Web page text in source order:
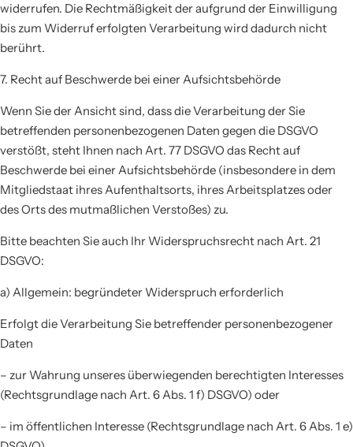
widerrufen. Die Rechtmäßigkeit der aufgrund der Einwilligung
bis zum Widerruf erfolgten Verarbeitung wird dadurch nicht
berührt.
7. Recht auf Beschwerde bei einer Aufsichtsbehörde
Wenn Sie der Ansicht sind, dass die Verarbeitung der Sie
betreffenden personenbezogenen Daten gegen die DSGVO
verstößt, steht Ihnen nach Art. 77 DSGVO das Recht auf
Beschwerde bei einer Aufsichtsbehörde (insbesondere in dem
Mitgliedstaat ihres Aufenthaltsorts, ihres Arbeitsplatzes oder
des Orts des mutmaßlichen Verstoßes) zu.
Bitte beachten Sie auch Ihr Widerspruchsrecht nach Art. 21
DSGVO:
a) Allgemein: begründeter Widerspruch erforderlich
Erfolgt die Verarbeitung Sie betreffender personenbezogener
Daten
– zur Wahrung unseres überwiegenden berechtigten Interesses
(Rechtsgrundlage nach Art. 6 Abs. 1 f) DSGVO) oder
– im öffentlichen Interesse (Rechtsgrundlage nach Art. 6 Abs. 1 e)